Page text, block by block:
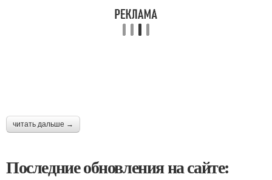
читать дальше →
Последние обновления на сайте: